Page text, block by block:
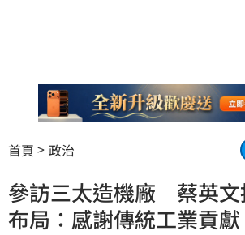
首頁 政治
參訪三太造機廠 蔡英文
布局：感謝傳統工業貢獻